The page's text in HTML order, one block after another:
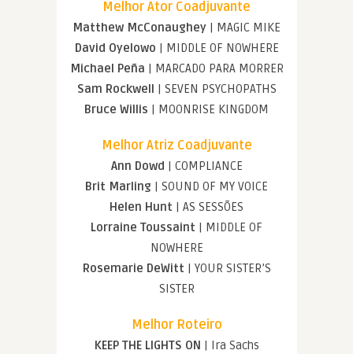
Melhor Ator Coadjuvante
Matthew McConaughey | MAGIC MIKE
David Oyelowo | MIDDLE OF NOWHERE
Michael Peña | MARCADO PARA MORRER
Sam Rockwell | SEVEN PSYCHOPATHS
Bruce Willis | MOONRISE KINGDOM
Melhor Atriz Coadjuvante
Ann Dowd | COMPLIANCE
Brit Marling | SOUND OF MY VOICE
Helen Hunt | AS SESSÕES
Lorraine Toussaint | MIDDLE OF
NOWHERE
Rosemarie DeWitt | YOUR SISTER’S
SISTER
Melhor Roteiro
KEEP THE LIGHTS ON | Ira Sachs